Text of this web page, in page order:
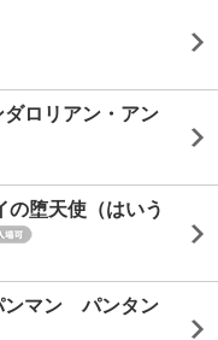
ロリアン・アン
の堕天使（はいう
ンマン パンタン